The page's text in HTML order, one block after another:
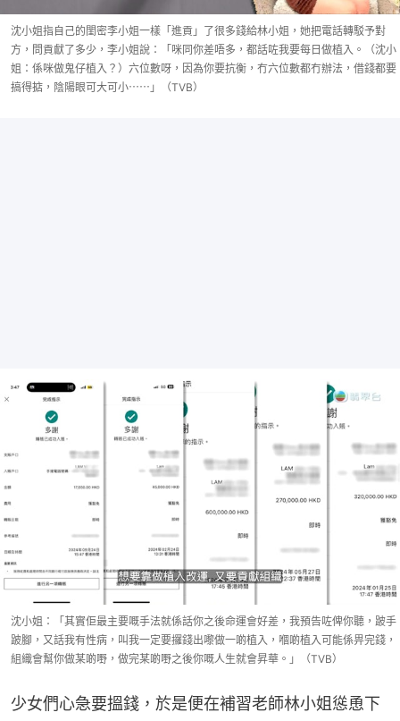
沈小姐指自己的閨密李小姐一樣「進貢」了很多錢給林小姐，她把電話轉駁予對
方，問貢獻了多少，李小姐說：「咪同你差唔多，都話咗我要每日做植入。（沈小
姐：係咪做鬼仔植入？）六位數呀，因為你要抗衡，冇六位數都冇辦法，借錢都要
搞得掂，陰陽眼可大可小⋯⋯」（TVB）
沈小姐：「其實佢最主要嘅手法就係話你之後命運會好差，我預告咗俾你聽，跛手
跛腳，又話我有性病，叫我一定要攞錢出嚟做一啲植入，嗰啲植入可能係畀完錢，
組織會幫你做某啲嘢，做完某啲嘢之後你嘅人生就會昇華。」（TVB）
少女們心急要搵錢，於是便在補習老師林小姐慫恿下